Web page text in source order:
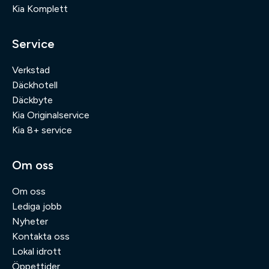
Kia Komplett
Service
Verkstad
Däckhotell
Däckbyte
Kia Originalservice
Kia 8+ service
Om oss
Om oss
Lediga jobb
Nyheter
Kontakta oss
Lokal idrott
Öppettider